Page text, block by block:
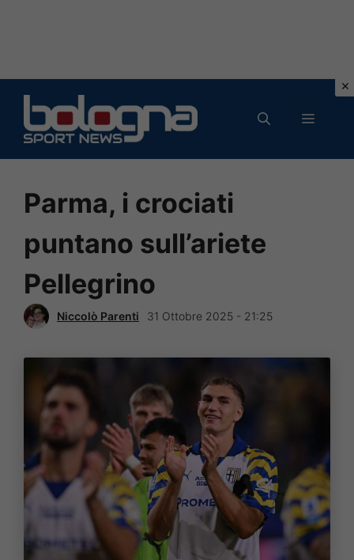
contenuto
MENU
Parma, i crociati
puntano sull’ariete
Pellegrino
Niccolò Parenti 31 Ottobre 2025 - 21:25